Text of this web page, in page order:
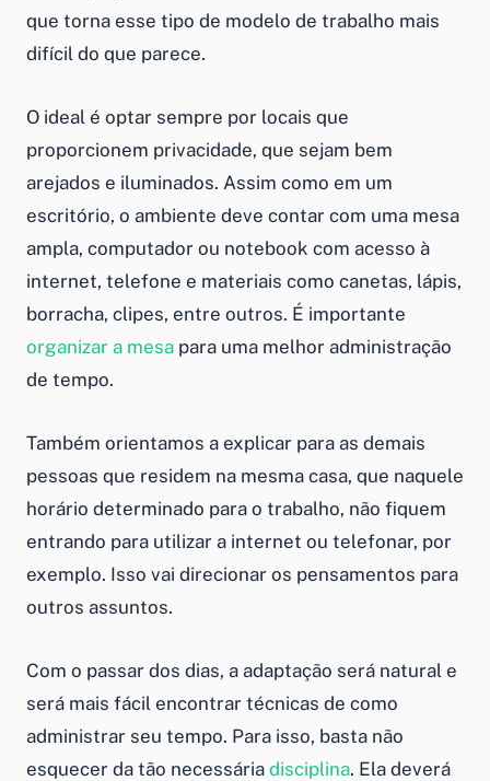
que torna esse tipo de modelo de trabalho mais
difícil do que parece.
O ideal é optar sempre por locais que
proporcionem privacidade, que sejam bem
arejados e iluminados. Assim como em um
escritório, o ambiente deve contar com uma mesa
ampla, computador ou notebook com acesso à
internet, telefone e materiais como canetas, lápis,
borracha, clipes, entre outros. É importante
organizar a mesa para uma melhor administração
de tempo.
Também orientamos a explicar para as demais
pessoas que residem na mesma casa, que naquele
horário determinado para o trabalho, não fiquem
entrando para utilizar a internet ou telefonar, por
exemplo. Isso vai direcionar os pensamentos para
outros assuntos.
Com o passar dos dias, a adaptação será natural e
será mais fácil encontrar técnicas de como
administrar seu tempo. Para isso, basta não
esquecer da tão necessária disciplina. Ela deverá